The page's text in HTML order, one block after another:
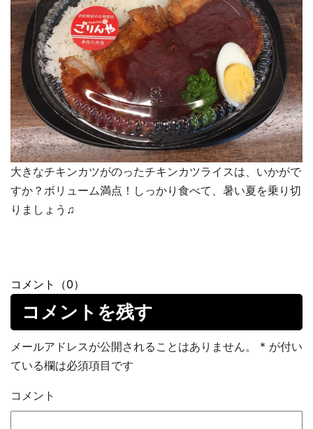
大きなチキンカツがのったチキンカツライスは、いかがで
すか？ボリューム満点！しっかり食べて、暑い夏を乗り切
りましょう♫
コメント（0）
コメントを残す
メールアドレスが公開されることはありません。 * が付い
ている欄は必須項目です
コメント